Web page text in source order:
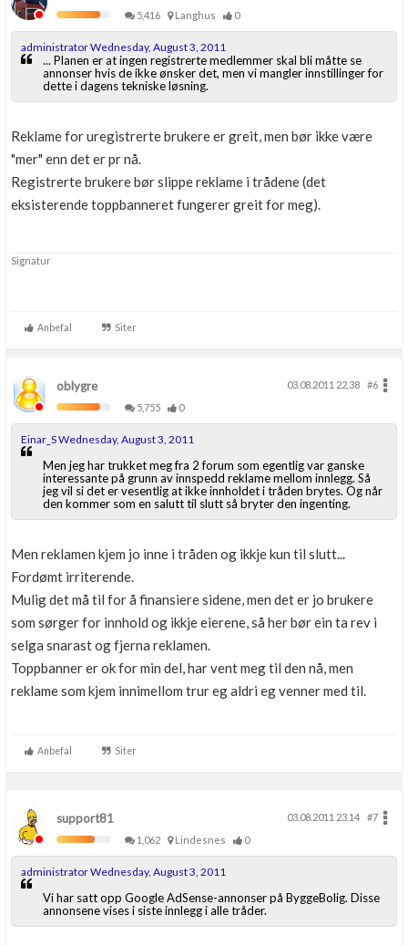
5,416 Langhus 0
administrator Wednesday, August 3, 2011
... Planen er at ingen registrerte medlemmer skal bli måtte se
annonser hvis de ikke ønsker det, men vi mangler innstillinger for
dette i dagens tekniske løsning.
Reklame for uregistrerte brukere er greit, men bør ikke være
"mer" enn det er pr nå.
Registrerte brukere bør slippe reklame i trådene (det
eksisterende toppbanneret fungerer greit for meg).
Signatur
Anbefal Siter
oblygre 03.08.2011 22.38
#6
5,755
0
Einar_S Wednesday, August 3, 2011
Men jeg har trukket meg fra 2 forum som egentlig var ganske
interessante på grunn av innspedd reklame mellom innlegg. Så
jeg vil si det er vesentlig at ikke innholdet i tråden brytes. Og når
den kommer som en salutt til slutt så bryter den ingenting.
Men reklamen kjem jo inne i tråden og ikkje kun til slutt...
Fordømt irriterende.
Mulig det må til for å finansiere sidene, men det er jo brukere
som sørger for innhold og ikkje eierene, så her bør ein ta rev i
selga snarast og fjerna reklamen.
Toppbanner er ok for min del, har vent meg til den nå, men
reklame som kjem innimellom trur eg aldri eg venner med til.
Anbefal Siter
support81 03.08.2011 23.14
#7
1,062
Lindesnes 0
administrator Wednesday, August 3, 2011
Vi har satt opp Google AdSense-annonser på ByggeBolig. Disse
annonsene vises i siste innlegg i alle tråder.